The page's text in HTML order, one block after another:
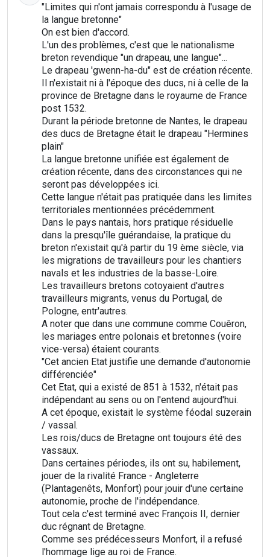
"Limites qui n'ont jamais correspondu à l'usage de
la langue bretonne"
On est bien d'accord.
L'un des problèmes, c'est que le nationalisme
breton revendique "un drapeau, une langue"...
Le drapeau 'gwenn-ha-du" est de création récente.
Il n'existait ni à l'époque des ducs, ni à celle de la
province de Bretagne dans le royaume de France
post 1532.
Durant la période bretonne de Nantes, le drapeau
des ducs de Bretagne était le drapeau "Hermines
plain"
La langue bretonne unifiée est également de
création récente, dans des circonstances qui ne
seront pas développées ici.
Cette langue n'était pas pratiquée dans les limites
territoriales mentionnées précédemment.
Dans le pays nantais, hors pratique résiduelle
dans la presqu'île guérandaise, la pratique du
breton n'existait qu'à partir du 19 ème siècle, via
les migrations de travailleurs pour les chantiers
navals et les industries de la basse-Loire.
Les travailleurs bretons cotoyaient d'autres
travailleurs migrants, venus du Portugal, de
Pologne, entr'autres.
A noter que dans une commune comme Couêron,
les mariages entre polonais et bretonnes (voire
vice-versa) étaient courants.
"Cet ancien Etat justifie une demande d'autonomie
différenciée"
Cet Etat, qui a existé de 851 à 1532, n'était pas
indépendant au sens ou on l'entend aujourd'hui.
A cet époque, existait le système féodal suzerain
/ vassal.
Les rois/ducs de Bretagne ont toujours été des
vassaux.
Dans certaines périodes, ils ont su, habilement,
jouer de la rivalité France - Angleterre
(Plantagenêts, Monfort) pour jouir d'une certaine
autonomie, proche de l'indépendance.
Tout cela c'est terminé avec François II, dernier
duc régnant de Bretagne.
Comme ses prédécesseurs Monfort, il a refusé
l'hommage lige au roi de France.